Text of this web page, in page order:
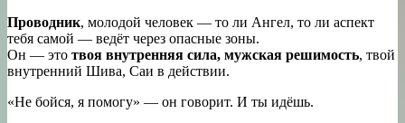
Проводник, молодой человек — то ли Ангел, то ли аспект
тебя самой — ведёт через опасные зоны.
Он — это твоя внутренняя сила, мужская решимость, твой
внутренний Шива, Саи в действии.
«Не бойся, я помогу» — он говорит. И ты идёшь.